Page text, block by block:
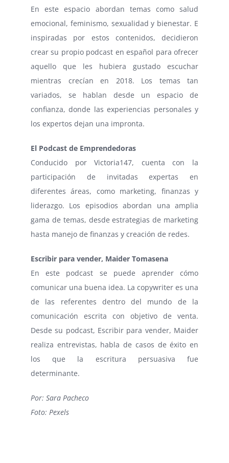
En este espacio abordan temas como salud
emocional, feminismo, sexualidad y bienestar. E
inspiradas por estos contenidos, decidieron
crear su propio podcast en español para ofrecer
aquello que les hubiera gustado escuchar
mientras crecían en 2018. Los temas tan
variados, se hablan desde un espacio de
confianza, donde las experiencias personales y
los expertos dejan una impronta.
El Podcast de Emprendedoras
Conducido por Victoria147, cuenta con la
participación de invitadas expertas en
diferentes áreas, como marketing, finanzas y
liderazgo. Los episodios abordan una amplia
gama de temas, desde estrategias de marketing
hasta manejo de finanzas y creación de redes.
Escribir para vender, Maider Tomasena
En este podcast se puede aprender cómo
comunicar una buena idea. La copywriter es una
de las referentes dentro del mundo de la
comunicación escrita con objetivo de venta.
Desde su podcast, Escribir para vender, Maider
realiza entrevistas, habla de casos de éxito en
los que la escritura persuasiva fue
determinante.
Por: Sara Pacheco
Foto: Pexels